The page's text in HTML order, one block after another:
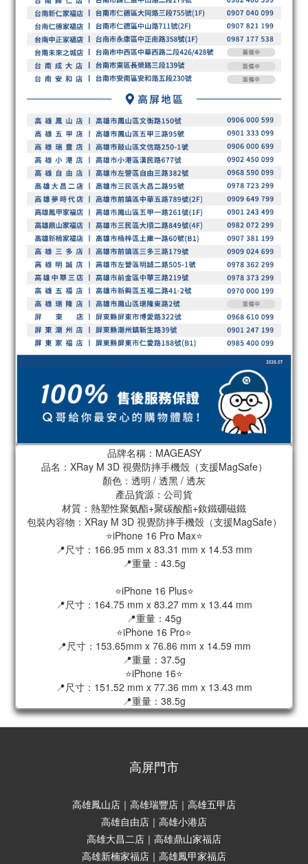
品牌名稱：MAGEASY
品名：XRay M 3D 視覺防摔手機殼（支援MagSafe）
顏色：透明 / 透黑 / 透灰
產品貨源：公司貨
材質：熱塑性聚氨酯+聚碳酸酯+釹鐵硼磁鐵
包裝內容物：XRay M 3D 視覺防摔手機殼（支援MagSafe）
⭐️iPhone 16 Pro Max⭐️
📍尺寸：166.95 mm x 83.31 mm x 14.53 mm
📍重量：43.5g
⭐️iPhone 16 Plus⭐️
📍尺寸：164.75 mm x 83.27 mm x 13.44 mm
📍重量：45g
⭐️iPhone 16 Pro⭐️
📍尺寸：153.65mm x 76.86 mm x 14.59 mm
📍重量：37.5g
⭐️iPhone 16⭐️
📍尺寸：151.52 mm x 77.36 mm x 13.43 mm
📍重量：38.5g
高屏門市
高雄鳳山店｜高雄瑞豐店｜高雄五甲店
高雄自由店｜高雄小港店
高雄大昌二店｜高雄鼎山家福店
高雄新楠家福店｜高雄鳳甲家福店